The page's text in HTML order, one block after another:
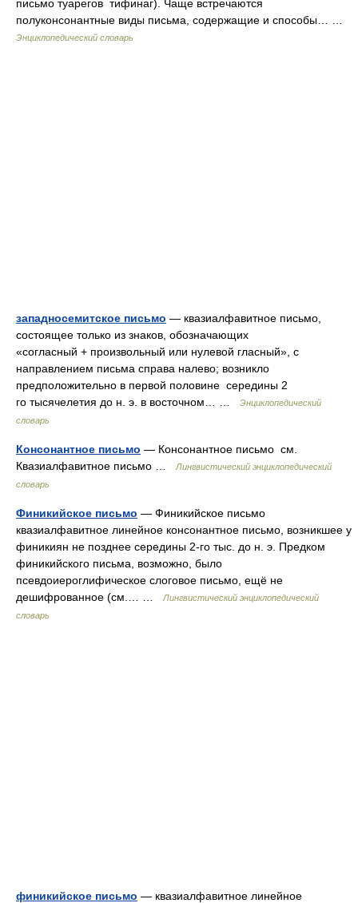
письмо туарегов тифинаг). Чаще встречаются
полуконсонантные виды письма, содержащие и способы… …
Энциклопедический словарь
западносемитское письмо — квазиалфавитное письмо,
состоящее только из знаков, обозначающих
«согласный + произвольный или нулевой гласный», с
направлением письма справа налево; возникло
предположительно в первой половине середины 2
го тысячелетия до н. э. в восточном… …
Энциклопедический
словарь
Консонантное письмо — Консонантное письмо см.
Квазиалфавитное письмо …
Лингвистический энциклопедический
словарь
Финикийское письмо — Финикийское письмо
квазиалфавитное линейное консонантное письмо, возникшее у
финикиян не позднее середины 2‑го тыс. до н. э. Предком
финикийского письма, возможно, было
псевдоиероглифическое слоговое письмо, ещё не
дешифрованное (см.… …
Лингвистический энциклопедический
словарь
финикийское письмо — квазиалфавитное линейное